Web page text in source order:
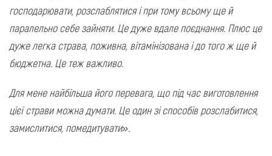
господарювати, розслаблятися і при тому всьому ще й
паралельно себе зайняти. Це дуже вдале поєднання. Плюс це
дуже легка страва, поживна, вітамінізована і до того ж ще й
бюджетна. Це теж важливо.
Для мене найбільша його перевага, що під час виготовлення
цієї страви можна думати. Це один зі способів розслабитися,
замислитися, помедитувати».